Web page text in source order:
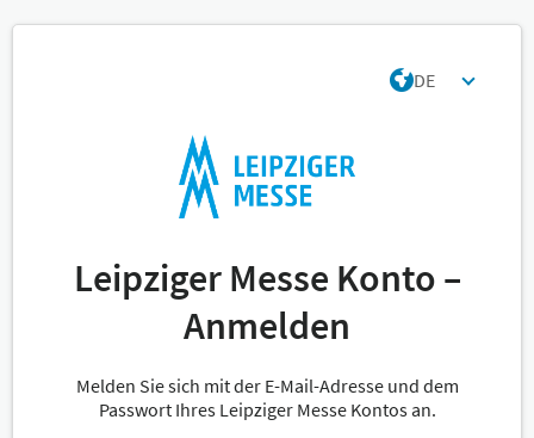
DE
Leipziger Messe Konto –
Anmelden
Melden Sie sich mit der E-Mail-Adresse und dem
Passwort Ihres Leipziger Messe Kontos an.